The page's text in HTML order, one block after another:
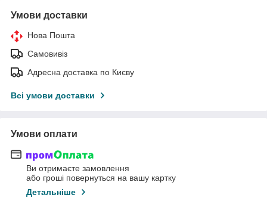
Умови доставки
Нова Пошта
Самовивіз
Адресна доставка по Києву
Всі умови доставки
Умови оплати
Ви отримаєте замовлення
або гроші повернуться на вашу картку
Детальніше